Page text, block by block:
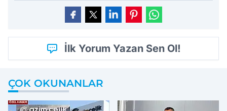
İlk Yorum Yazan Sen Ol!
ÇOK OKUNANLAR